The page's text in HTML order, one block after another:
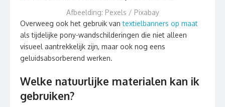
Afbeelding: Pexels / Pixabay
Overweeg ook het gebruik vantextielbanners op maat
als tijdelijke pony-wandschilderingen die niet alleen
visueel aantrekkelijk zijn, maar ook nog eens
geluidsabsorberend werken.
Welke natuurlijke materialen kan ik
gebruiken?